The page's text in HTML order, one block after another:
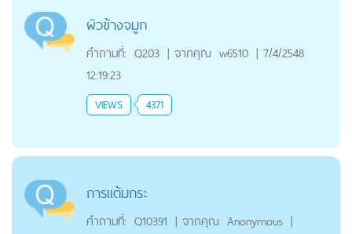
ผิวข้างจมูก
คำถามที่: Q203 | จากคุณ w6510 | 7/4/2548
12:19:23
VIEWS 4371
การแต้มกระ
คำถามที่: Q10391 | จากคุณ Anonymous |